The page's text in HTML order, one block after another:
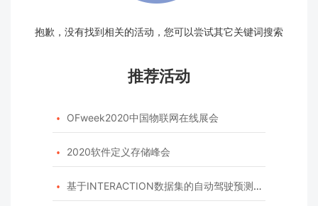
抱歉，没有找到相关的活动，您可以尝试其它关键词搜索
推荐活动
 OFweek2020中国物联网在线展会
 2020软件定义存储峰会
 基于INTERACTION数据集的自动驾驶预测模型挑战赛